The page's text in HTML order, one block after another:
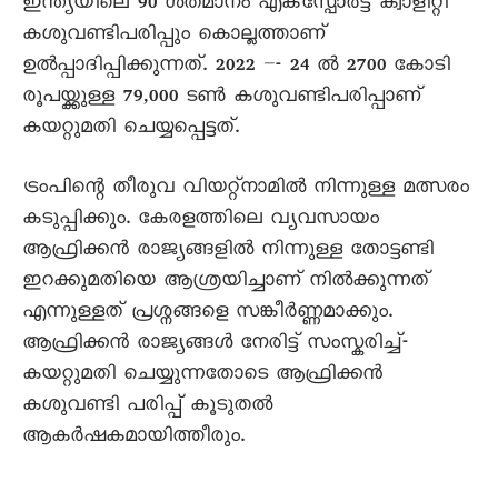
കശുവണ്ടിപരിപ്പും കൊല്ലത്താണ്
ഉൽപ്പാദിപ്പിക്കുന്നത്. 2022 –- 24 ൽ 2700 കോടി
രൂപയ്ക്കുള്ള 79,000 ടൺ കശുവണ്ടിപരിപ്പാണ്
കയറ്റുമതി ചെയ്യപ്പെട്ടത്.
ട്രംപിന്റെ തീരുവ വിയറ്റ്നാമിൽ നിന്നുള്ള മത്സരം
കടുപ്പിക്കും. കേരളത്തിലെ വ്യവസായം
ആഫ്രിക്കൻ രാജ്യങ്ങളിൽ നിന്നുള്ള തോട്ടണ്ടി
ഇറക്കുമതിയെ ആശ്രയിച്ചാണ് നിൽക്കുന്നത്
എന്നുള്ളത് പ്രശ്നങ്ങളെ സങ്കീർണ്ണമാക്കും.
ആഫ്രിക്കൻ രാജ്യങ്ങൾ നേരിട്ട് സംസ്കരിച്ച്-
കയറ്റുമതി ചെയ്യുന്നതോടെ ആഫ്രിക്കൻ
കശുവണ്ടി പരിപ്പ് കൂടുതൽ
ആകർഷകമായിത്തീരും.